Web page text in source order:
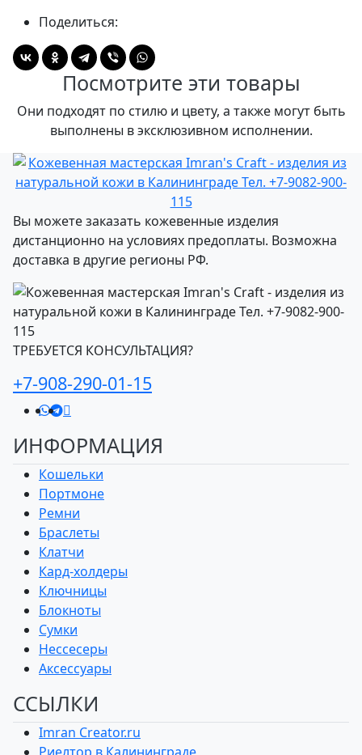
Поделиться:
Посмотрите эти товары
Они подходят по стилю и цвету, а также могут быть
выполнены в эксклюзивном исполнении.
Вы можете заказать кожевенные изделия
дистанционно на условиях предоплаты. Возможна
доставка в другие регионы РФ.
ТРЕБУЕТСЯ КОНСУЛЬТАЦИЯ?
+7-908-290-01-15
ИНФОРМАЦИЯ
Кошельки
Портмоне
Ремни
Браслеты
Клатчи
Кард-холдеры
Ключницы
Блокноты
Сумки
Нессесеры
Аксессуары
ССЫЛКИ
Imran Creator.ru